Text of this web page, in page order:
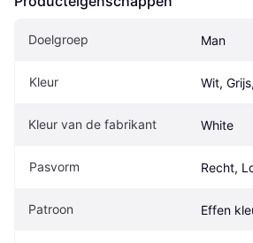
Doelgroep Man
Kleur Wit,
Kleur van de fabrikant White
Pasvorm Recht,
Patroon Effen